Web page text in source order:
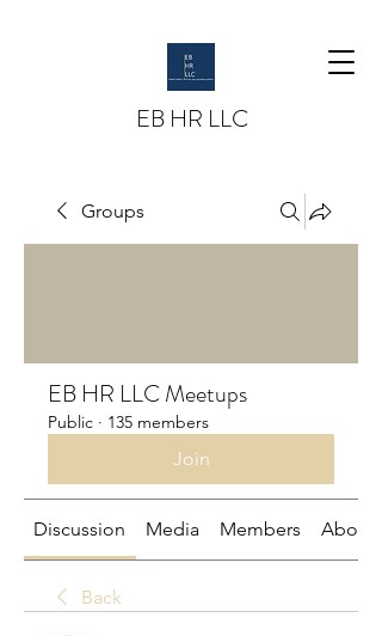
EB HR LLC
Groups
EB HR LLC Meetups
Public · 135 members
Join
Discussion Media Members About
Back